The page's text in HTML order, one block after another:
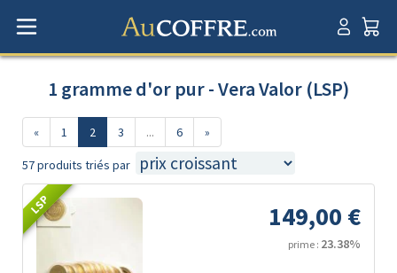
1 gramme d'or pur - Vera Valor (LSP)
« 1 2 3 ... 6 »
57 produits triés par
LSP 149,00 €
prime : 23.38%